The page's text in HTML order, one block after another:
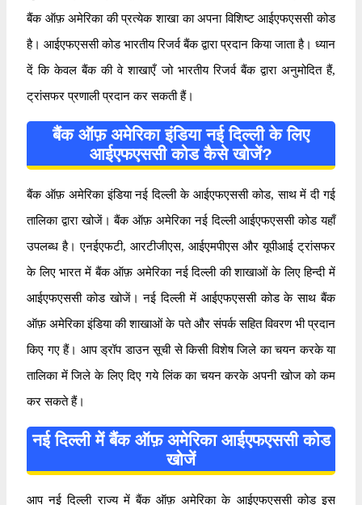
बैंक ऑफ़ अमेरिका की प्रत्येक शाखा का अपना विशिष्ट आईएफएससी कोड
है। आईएफएससी कोड भारतीय रिजर्व बैंक द्वारा प्रदान किया जाता है। ध्यान
दें कि केवल बैंक की वे शाखाएँ जो भारतीय रिजर्व बैंक द्वारा अनुमोदित हैं,
ट्रांसफर प्रणाली प्रदान कर सकती हैं।
बैंक ऑफ़ अमेरिका इंडिया नई दिल्ली के लिए
आईएफएससी कोड कैसे खोजें?
बैंक ऑफ़ अमेरिका इंडिया नई दिल्ली के आईएफएससी कोड, साथ में दी गई
तालिका द्वारा खोजें। बैंक ऑफ़ अमेरिका नई दिल्ली आईएफएससी कोड यहाँ
उपलब्ध है। एनईएफटी, आरटीजीएस, आईएमपीएस और यूपीआई ट्रांसफर
के लिए भारत में बैंक ऑफ़ अमेरिका नई दिल्ली की शाखाओं के लिए हिन्दी में
आईएफएससी कोड खोजें। नई दिल्ली में आईएफएससी कोड के साथ बैंक
ऑफ़ अमेरिका इंडिया की शाखाओं के पते और संपर्क सहित विवरण भी प्रदान
किए गए हैं। आप ड्रॉप डाउन सूची से किसी विशेष जिले का चयन करके या
तालिका में जिले के लिए दिए गये लिंक का चयन करके अपनी खोज को कम
कर सकते हैं।
नई दिल्ली में बैंक ऑफ़ अमेरिका आईएफएससी कोड
खोजें
आप नई दिल्ली राज्य में बैंक ऑफ़ अमेरिका के आईएफएससी कोड इस